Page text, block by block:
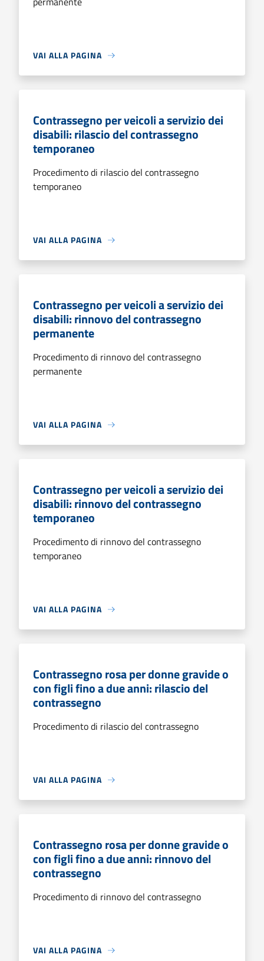
VAI ALLA PAGINA
Contrassegno per veicoli a servizio dei
disabili: rilascio del contrassegno
temporaneo
Procedimento di rilascio del contrassegno
temporaneo
VAI ALLA PAGINA
Contrassegno per veicoli a servizio dei
disabili: rinnovo del contrassegno
permanente
Procedimento di rinnovo del contrassegno
permanente
VAI ALLA PAGINA
Contrassegno per veicoli a servizio dei
disabili: rinnovo del contrassegno
temporaneo
Procedimento di rinnovo del contrassegno
temporaneo
VAI ALLA PAGINA
Contrassegno rosa per donne gravide o
con figli fino a due anni: rilascio del
contrassegno
Procedimento di rilascio del contrassegno
VAI ALLA PAGINA
Contrassegno rosa per donne gravide o
con figli fino a due anni: rinnovo del
contrassegno
Procedimento di rinnovo del contrassegno
VAI ALLA PAGINA